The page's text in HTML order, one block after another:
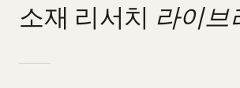
소재 리서치 라이브